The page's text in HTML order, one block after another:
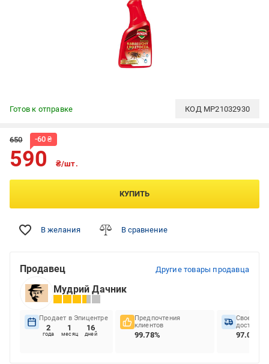
Готов к отправке КОД MP21032930
650 -60 ₴
590 ₴/шт.
КУПИТЬ
В желания В сравнение
Продавец Другие товары продавца
Мудрий Дачник
Продает в Эпицентре
2
года
1
месяц
16
дней
Предпочтения
клиентов
99.78%
доставок
97.07%